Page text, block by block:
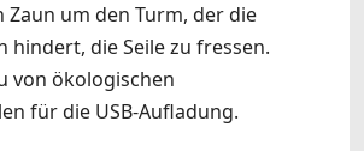
Zaun um den Turm, der die
hindert, die Seile zu fressen.
von ökologischen
für die USB-Aufladung.